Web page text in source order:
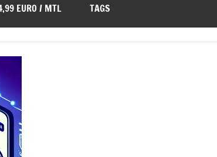
EURO / MTL TAGS